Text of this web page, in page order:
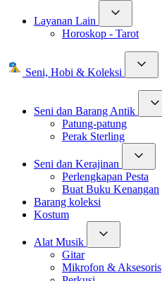
Layanan Lain
Horoskop - Tarot
Seni, Hobi & Koleksi
Seni dan Barang Antik
Patung-patung
Perak Sterling
Seni dan Kerajinan
Perlengkapan Pesta
Buat Buku Kenangan
Barang koleksi
Kostum
Alat Musik
Gitar
Mikrofon & Aksesoris